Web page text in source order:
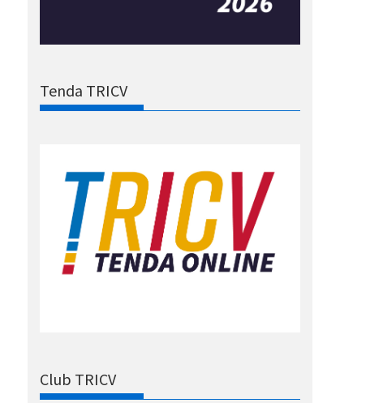
Tenda TRICV
Club TRICV